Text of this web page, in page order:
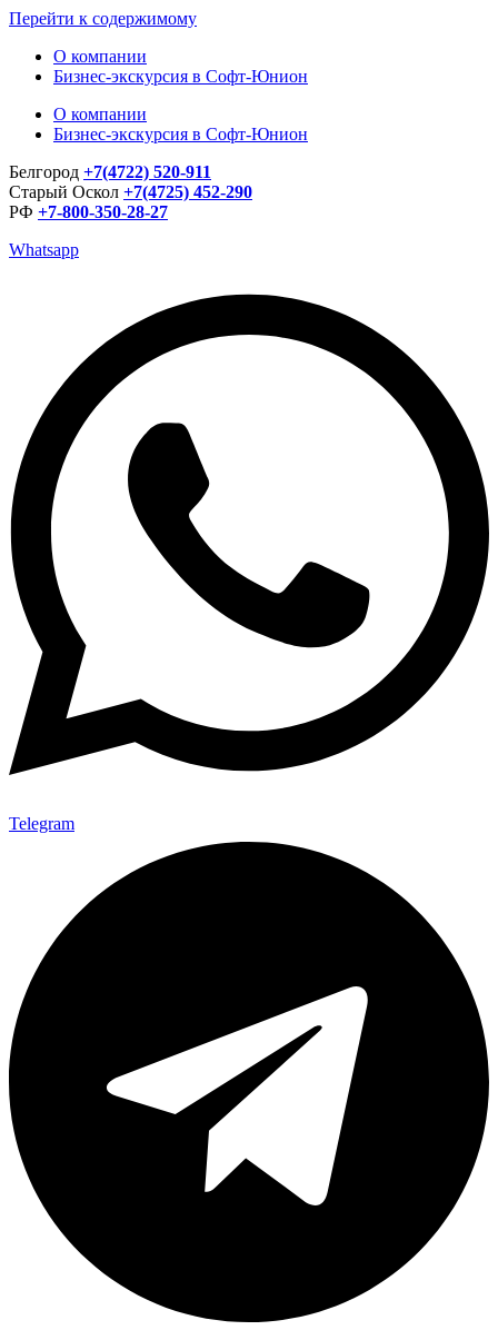
Перейти к содержимому
О компании
Бизнес-экскурсия в Софт-Юнион
О компании
Бизнес-экскурсия в Софт-Юнион
Белгород +7(4722) 520-911
Старый Оскол +7(4725) 452-290
РФ +7-800-350-28-27
Whatsapp
Telegram